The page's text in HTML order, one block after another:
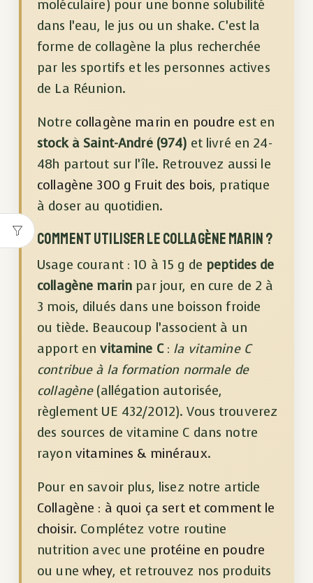
moléculaire) pour une bonne solubilité
dans l’eau, le jus ou un shake. C’est la
forme de collagène la plus recherchée
par les sportifs et les personnes actives
de La Réunion.
Notre collagène marin en poudre est en
stock à Saint-André (974) et livré en 24-
48h partout sur l’île. Retrouvez aussi le
collagène 300 g Fruit des bois, pratique
à doser au quotidien.
Comment utiliser le collagène marin ?
Usage courant : 10 à 15 g de peptides de
collagène marin par jour, en cure de 2 à
3 mois, dilués dans une boisson froide
ou tiède. Beaucoup l’associent à un
apport envitamine C: la vitamine C
contribue à la formation normale de
collagène(allégation autorisée,
règlement UE 432/2012). Vous trouverez
des sources de vitamine C dans notre
rayon vitamines & minéraux.
Pour en savoir plus, lisez notre article
Collagène : à quoi ça sert et comment le
choisir. Complétez votre routine
nutrition avec une protéine en poudre
ou une whey, et retrouvez nos produits